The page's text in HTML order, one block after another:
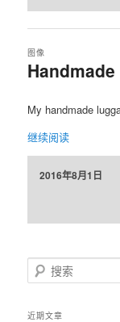
图像
My handmade
继续阅读
2016年8月1日
搜
索
近期文章